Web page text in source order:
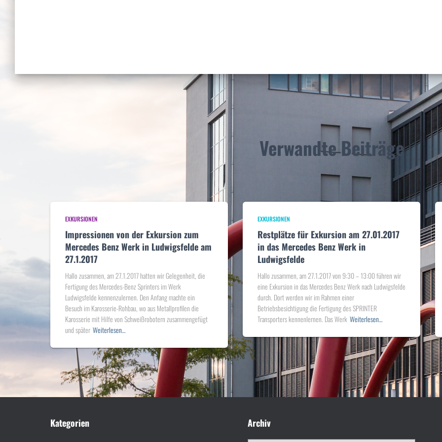
Verwandte Beiträge
EXKURSIONEN
Impressionen von der Exkursion zum
Mercedes Benz Werk in Ludwigsfelde am
27.1.2017
Hallo zusammen, am 27.1.2017 hatten wir Gelegenheit, die
Fertigung des Mercedes-Benz Sprinters im Werk
Ludwigsfelde kennenzulernen. Den Anfang machte ein
Besuch im Karosserie-Rohbau, wo aus Metallprofilen die
Karosserie mit Hilfe von Schweißrobotern zusammengefügt
und später Weiterlesen…
EXKURSIONEN
Restplätze für Exkursion am 27.01.2017
in das Mercedes Benz Werk in
Ludwigsfelde
Hallo zusammen, am 27.1.2017 von 9:30 – 13:00 führen wir
eine Exkursion in das Mercedes Benz Werk nach Ludwigsfelde
durch. Dort werden wir im Rahmen einer
Betriebsbesichtigung die Fertigung des SPRINTER
Transporters kennenlernen. Das Werk Weiterlesen…
Kategorien Archiv